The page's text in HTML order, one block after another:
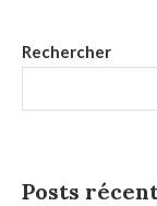
Rechercher
Posts